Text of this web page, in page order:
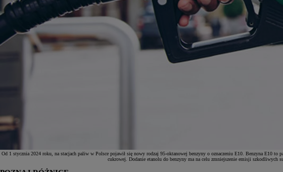
Od 1 stycznia 2024 roku, na stacjach paliw w Polsce pojawił się nowy rodzaj 95-oktanowej benzyny o oznaczeniu E10. Benzyna E10
cukrowej. Dodanie etanolu do benzyny ma na celu zmniejszenie emisji szkodliwych